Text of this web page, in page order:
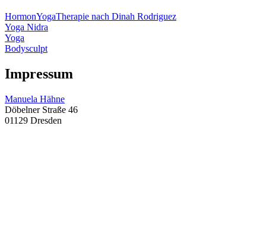
HormonYogaTherapie nach Dinah Rodriguez
Yoga Nidra
Yoga
Bodysculpt
Impressum
Manuela Hähne
Döbelner Straße 46
01129 Dresden